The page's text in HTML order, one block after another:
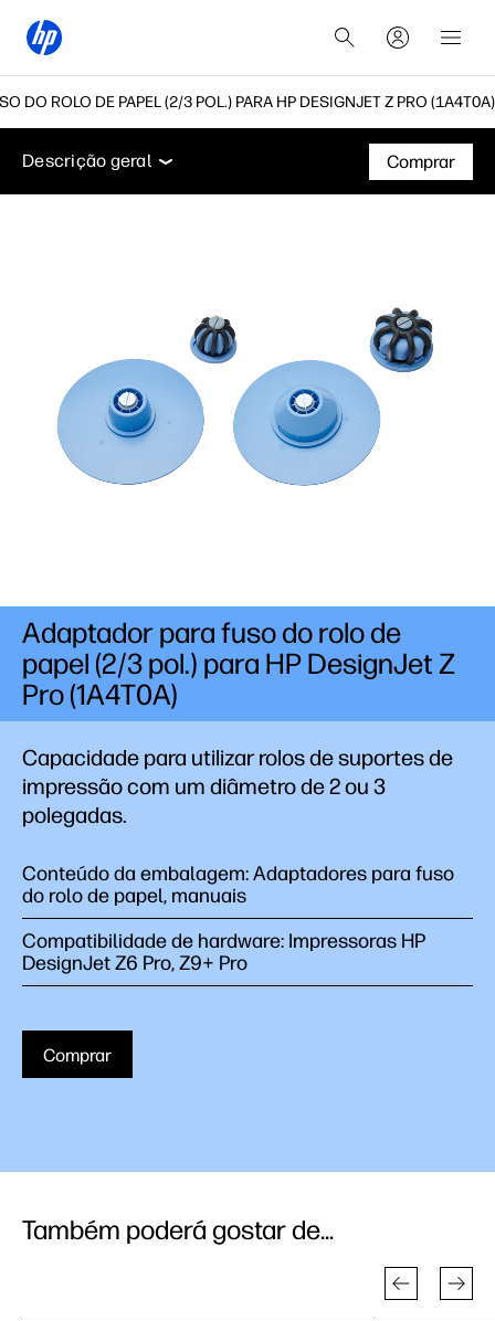
DO ROLO DE PAPEL (2/3 POL.) PARA HP DESIGNJET Z PRO (1A4T0A)
Descrição geral
Suporte
Descrição geral
Comprar
Capacidade para utilizar rolos de suportes de
impressão com um diâmetro de 2 ou 3
polegadas.
Conteúdo da embalagem: Adaptadores para fuso
do rolo de papel, manuais
Compatibilidade de hardware: Impressoras HP
DesignJet Z6 Pro, Z9+ Pro
Comprar
Adaptador para fuso do rolo de
papel (2/3 pol.) para HP DesignJet Z
Pro (1A4T0A)
Também poderá gostar de...